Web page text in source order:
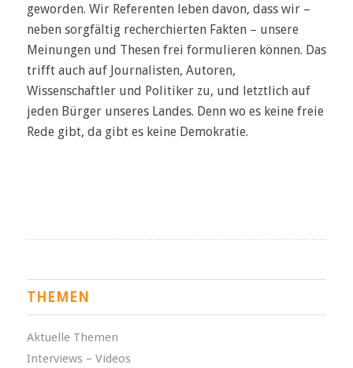
geworden. Wir Referenten leben davon, dass wir –
neben sorgfältig recherchierten Fakten – unsere
Meinungen und Thesen frei formulieren können. Das
trifft auch auf Journalisten, Autoren,
Wissenschaftler und Politiker zu, und letztlich auf
jeden Bürger unseres Landes. Denn wo es keine freie
Rede gibt, da gibt es keine Demokratie.
THEMEN
Aktuelle Themen
Interviews – Videos